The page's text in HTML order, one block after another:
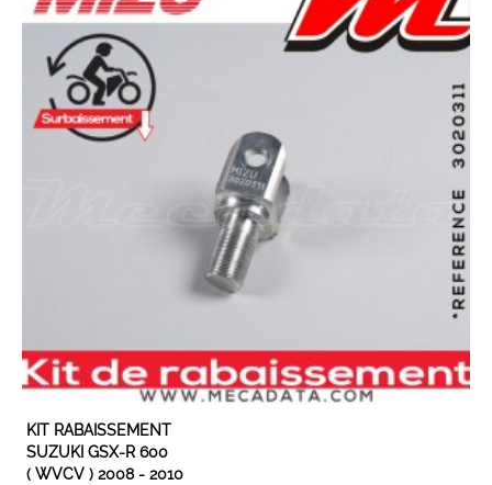
KIT RABAISSEMENT
SUZUKI GSX-R 600
( WVCV ) 2008 - 2010